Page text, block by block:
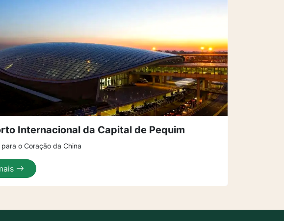
Internacional da Capital de Pequim
para o Coração da China